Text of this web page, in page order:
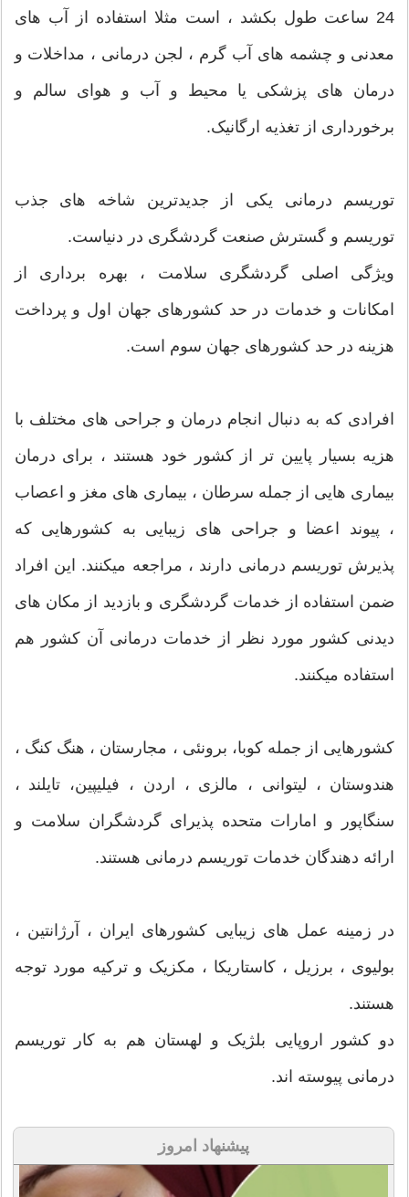
24 ساعت طول بکشد ، است مثلا استفاده از آب های
معدنی و چشمه های آب گرم ، لجن درمانی ، مداخلات و
درمان های پزشکی یا محیط و آب و هوای سالم و
برخورداری از تغذیه ارگانیک.
توریسم درمانی یکی از جدیدترین شاخه های جذب
توریسم و گسترش صنعت گردشگری در دنیاست.
ویژگی اصلی گردشگری سلامت ، بهره برداری از
امکانات و خدمات در حد کشورهای جهان اول و پرداخت
هزینه در حد کشورهای جهان سوم است.
افرادی که به دنبال انجام درمان و جراحی های مختلف با
هزیه بسیار پایین تر از کشور خود هستند ، برای درمان
بیماری هایی از جمله سرطان ، بیماری های مغز و اعصاب
، پیوند اعضا و جراحی های زیبایی به کشورهایی که
پذیرش توریسم درمانی دارند ، مراجعه میکنند. این افراد
ضمن استفاده از خدمات گردشگری و بازدید از مکان های
دیدنی کشور مورد نظر از خدمات درمانی آن کشور هم
استفاده میکنند.
کشورهایی از جمله کوبا، برونئی ، مجارستان ، هنگ کنگ ،
هندوستان ، لیتوانی ، مالزی ، اردن ، فیلیپین، تایلند ،
سنگاپور و امارات متحده پذیرای گردشگران سلامت و
ارائه دهندگان خدمات توریسم درمانی هستند.
در زمینه عمل های زیبایی کشورهای ایران ، آرژانتین ،
بولیوی ، برزیل ، کاستاریکا ، مکزیک و ترکیه مورد توجه
هستند.
دو کشور اروپایی بلژیک و لهستان هم به کار توریسم
درمانی پیوسته اند.
پیشنهاد امروز